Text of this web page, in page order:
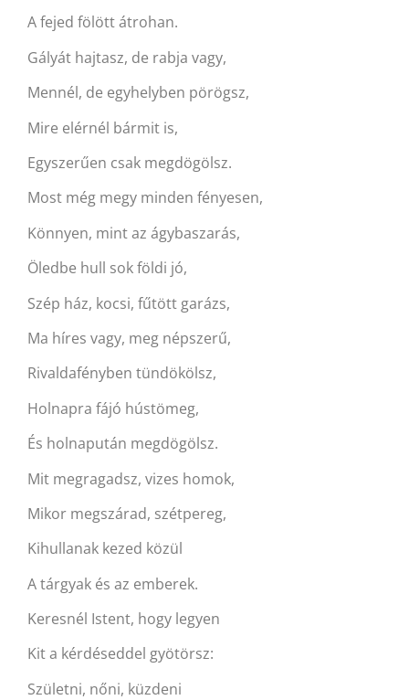
A fejed fölött átrohan.
Gályát hajtasz, de rabja vagy,
Mennél, de egyhelyben pörögsz,
Mire elérnél bármit is,
Egyszerűen csak megdögölsz.
Most még megy minden fényesen,
Könnyen, mint az ágybaszarás,
Öledbe hull sok földi jó,
Szép ház, kocsi, fűtött garázs,
Ma híres vagy, meg népszerű,
Rivaldafényben tündökölsz,
Holnapra fájó hústömeg,
És holnapután megdögölsz.
Mit megragadsz, vizes homok,
Mikor megszárad, szétpereg,
Kihullanak kezed közül
A tárgyak és az emberek.
Keresnél Istent, hogy legyen
Kit a kérdéseddel gyötörsz:
Születni, nőni, küzdeni